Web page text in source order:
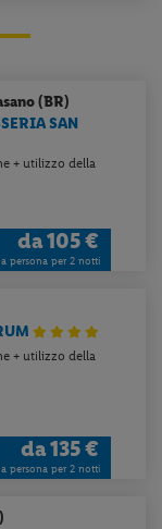
(BR)
SAN
+ utilizzo della
da105 €
a persona per 2 notti
+ utilizzo della
da135 €
a persona per 2 notti